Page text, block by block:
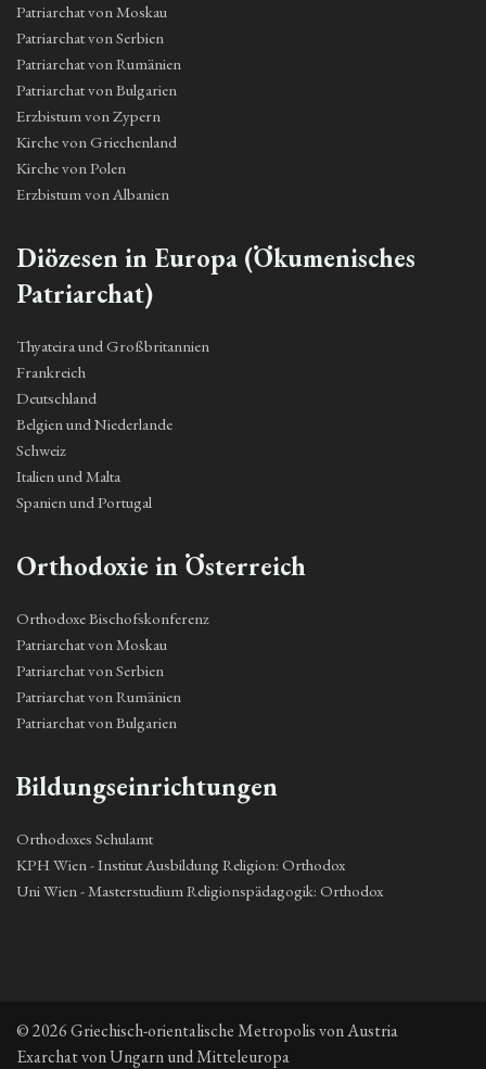
Patriarchat von Moskau
Patriarchat von Serbien
Patriarchat von Rumänien
Patriarchat von Bulgarien
Erzbistum von Zypern
Kirche von Griechenland
Kirche von Polen
Erzbistum von Albanien
Diözesen in Europa (Ökumenisches
Patriarchat)
Thyateira und Großbritannien
Frankreich
Deutschland
Belgien und Niederlande
Schweiz
Italien und Malta
Spanien und Portugal
Orthodoxie in Österreich
Orthodoxe Bischofskonferenz
Patriarchat von Moskau
Patriarchat von Serbien
Patriarchat von Rumänien
Patriarchat von Bulgarien
Bildungseinrichtungen
Orthodoxes Schulamt
KPH Wien - Institut Ausbildung Religion: Orthodox
Uni Wien - Masterstudium Religionspädagogik: Orthodox
© 2026 Griechisch-orientalische Metropolis von Austria
Exarchat von Ungarn und Mitteleuropa